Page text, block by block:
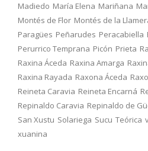
Madiedo María Elena Mariñana
Montés de Flor Montés de la
Paragües Peñarudes Peracabiella
Perurrico Temprana Picón Prieta
Raxina Áceda Raxina Amarga
Raxina Rayada Raxona Áceda
Reineta Caravia Reineta Encarná
Repinaldo Caravia Repinaldo de
San Xustu Solariega Sucu Teórica
xuanina